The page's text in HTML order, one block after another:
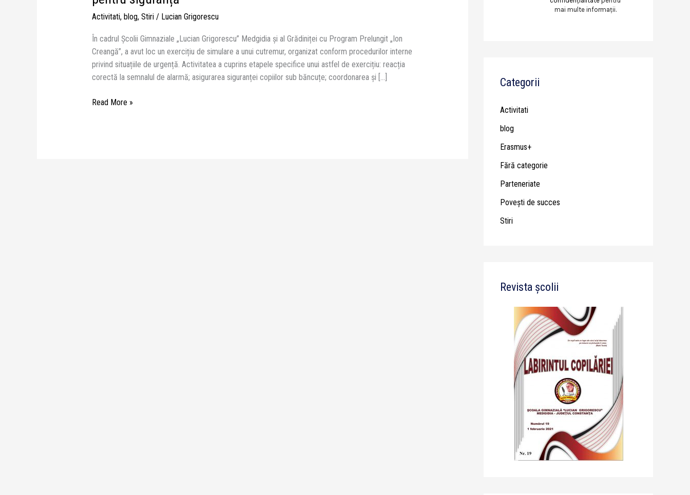
Activitati, blog, Stiri/ Lucian Grigorescu
În cadrul Școlii Gimnaziale „Lucian Grigorescu” Medgidia și al Grădiniței cu Program Prelungit „Ion
Creangă”, a avut loc un exercițiu de simulare a unui cutremur, organizat conform procedurilor interne
privind situațiile de urgență. Activitatea a cuprins etapele specifice unui astfel de exercițiu: reacția
corectă la semnalul de alarmă; asigurarea siguranței copiilor sub băncuțe; coordonarea și […]
Read More »
mai multe informații.
Categorii
Activitati
blog
Erasmus+
Fără categorie
Parteneriate
Poveşti de succes
Stiri
Revista școlii